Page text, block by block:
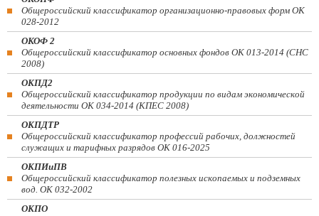
Общероссийский классификатор организационно-правовых форм ОК
028-2012
ОКОФ 2
Общероссийский классификатор основных фондов ОК 013-2014 (СНС
2008)
ОКПД2
Общероссийский классификатор продукции по видам экономической
деятельности ОК 034-2014 (КПЕС 2008)
ОКПДТР
Общероссийский классификатор профессий рабочих, должностей
служащих и тарифных разрядов ОК 016-2025
ОКПИиПВ
Общероссийский классификатор полезных ископаемых и подземных
вод. ОК 032-2002
ОКПО